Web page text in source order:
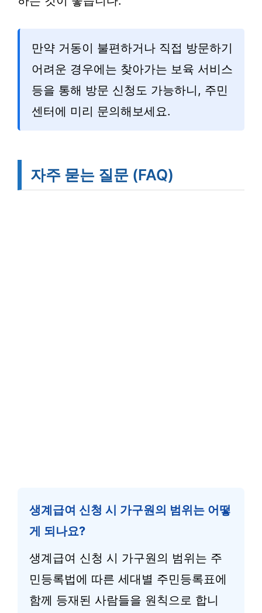
만약 거동이 불편하거나 직접 방문하기
어려운 경우에는 찾아가는 보육 서비스
등을 통해 방문 신청도 가능하니, 주민
센터에 미리 문의해보세요.
자주 묻는 질문 (FAQ)
생계급여 신청 시 가구원의 범위는 어떻
게 되나요?
생계급여 신청 시 가구원의 범위는 주
민등록법에 따른 세대별 주민등록표에
함께 등재된 사람들을 원칙으로 합니